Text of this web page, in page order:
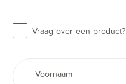
Vraag over een product?
Voornaam